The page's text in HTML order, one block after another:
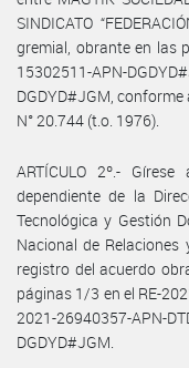
SINDICATO
gremial, obrante en las
15302511-APN-
DGDYD#JGM,
N° 20.744 (t.o. 1976).
ARTÍCULO 2º.-
dependiente de la
Tecnológica y Gestión
Nacional de
registro del acuerdo
páginas 1/3 en el RE-
2021-26940357-APN-
DGDYD#JGM.